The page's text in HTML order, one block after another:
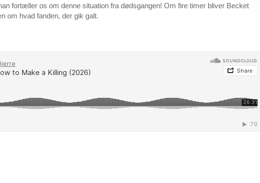
fortæller os om denne situation fra dødsgangen! Om fire timer bliver Becket
om hvad fanden, der gik galt.